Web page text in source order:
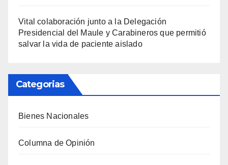
Vital colaboración junto a la Delegación
Presidencial del Maule y Carabineros que permitió
salvar la vida de paciente aislado
Categorias
Bienes Nacionales
Columna de Opinión